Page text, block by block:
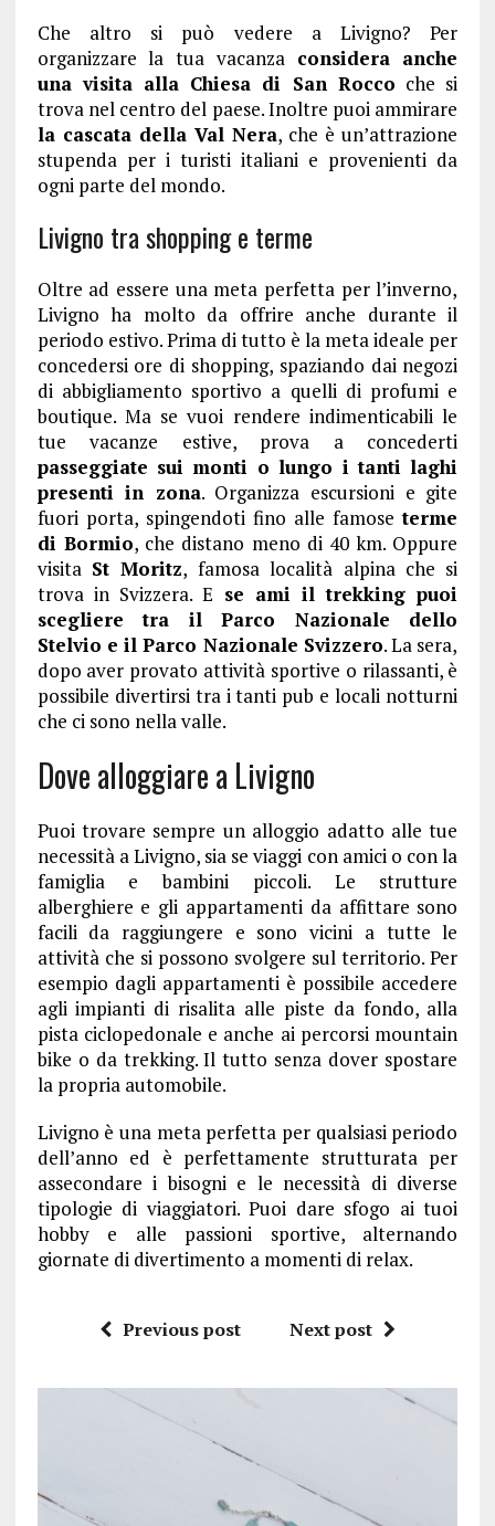
Che altro si può vedere a Livigno? Per
organizzare la tua vacanza considera anche
una visita alla Chiesa di San Rocco che si
trova nel centro del paese. Inoltre puoi ammirare
la cascata della Val Nera, che è un’attrazione
stupenda per i turisti italiani e provenienti da
ogni parte del mondo.
Livigno tra shopping e terme
Oltre ad essere una meta perfetta per l’inverno,
Livigno ha molto da offrire anche durante il
periodo estivo. Prima di tutto è la meta ideale per
concedersi ore di shopping, spaziando dai negozi
di abbigliamento sportivo a quelli di profumi e
boutique. Ma se vuoi rendere indimenticabili le
tue vacanze estive, prova a concederti
passeggiate sui monti o lungo i tanti laghi
presenti in zona. Organizza escursioni e gite
fuori porta, spingendoti fino alle famoseterme
di Bormio, che distano meno di 40 km. Oppure
visita St Moritz, famosa località alpina che si
trova in Svizzera. E se ami il trekking puoi
scegliere tra il Parco Nazionale dello
Stelvio e il Parco Nazionale Svizzero. La sera,
dopo aver provato attività sportive o rilassanti, è
possibile divertirsi tra i tanti pub e locali notturni
che ci sono nella valle.
Dove alloggiare a Livigno
Puoi trovare sempre un alloggio adatto alle tue
necessità a Livigno, sia se viaggi con amici o con la
famiglia e bambini piccoli. Le strutture
alberghiere e gli appartamenti da affittare sono
facili da raggiungere e sono vicini a tutte le
attività che si possono svolgere sul territorio. Per
esempio dagli appartamenti è possibile accedere
agli impianti di risalita alle piste da fondo, alla
pista ciclopedonale e anche ai percorsi mountain
bike o da trekking. Il tutto senza dover spostare
la propria automobile.
Livigno è una meta perfetta per qualsiasi periodo
dell’anno ed è perfettamente strutturata per
assecondare i bisogni e le necessità di diverse
tipologie di viaggiatori. Puoi dare sfogo ai tuoi
hobby e alle passioni sportive, alternando
giornate di divertimento a momenti di relax.
Previous post Next post